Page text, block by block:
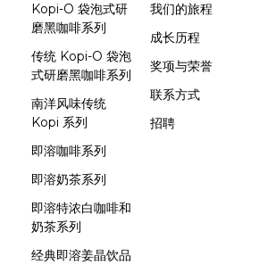
Kopi-O 袋泡式研
磨黑咖啡系列
传统 Kopi-O 袋泡
式研磨黑咖啡系列
南洋风味传统
Kopi 系列
即溶咖啡系列
即溶奶茶系列
即溶特浓白咖啡和
奶茶系列
经典即溶姜晶饮品
我们的旅程
成长历程
奖项与荣誉
联系方式
招聘